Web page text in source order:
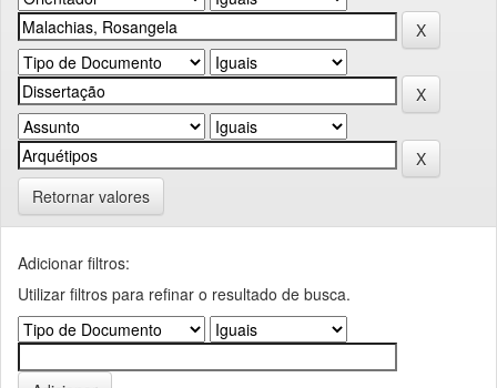
Retornar valores
Adicionar filtros:
Utilizar filtros para refinar o resultado de busca.